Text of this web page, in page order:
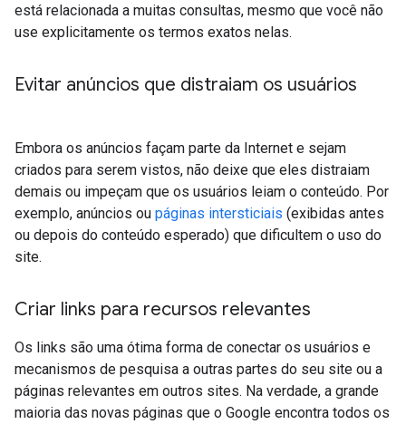
está relacionada a muitas consultas, mesmo que você não
use explicitamente os termos exatos nelas.
Evitar anúncios que distraiam os usuários
Embora os anúncios façam parte da Internet e sejam
criados para serem vistos, não deixe que eles distraiam
demais ou impeçam que os usuários leiam o conteúdo. Por
exemplo, anúncios ou páginas intersticiais (exibidas antes
ou depois do conteúdo esperado) que dificultem o uso do
site.
Criar links para recursos relevantes
Os links são uma ótima forma de conectar os usuários e
mecanismos de pesquisa a outras partes do seu site ou a
páginas relevantes em outros sites. Na verdade, a grande
maioria das novas páginas que o Google encontra todos os